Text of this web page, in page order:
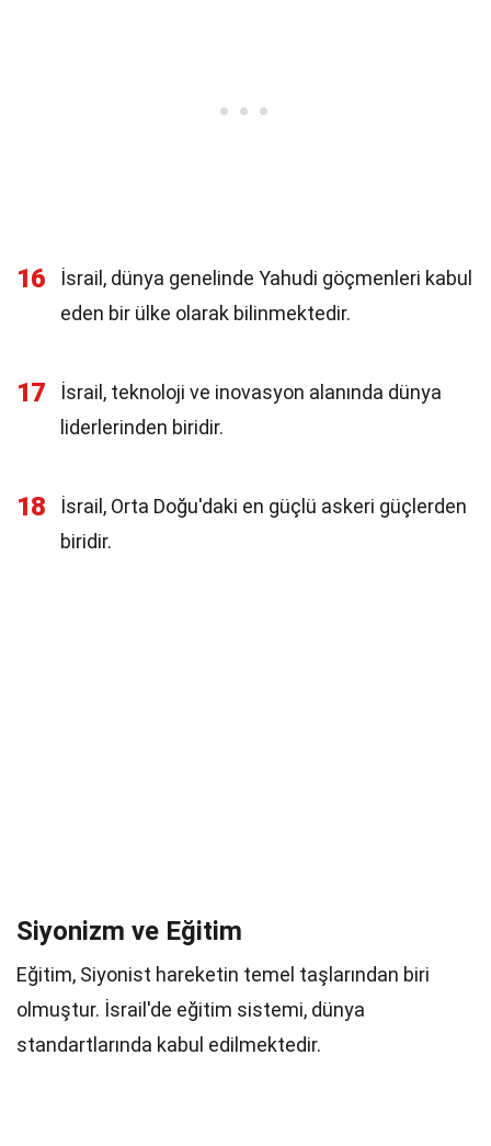
16
İsrail, dünya genelinde Yahudi göçmenleri kabul
eden bir ülke olarak bilinmektedir.
17
İsrail, teknoloji ve inovasyon alanında dünya
liderlerinden biridir.
18
İsrail, Orta Doğu'daki en güçlü askeri güçlerden
biridir.
Siyonizm ve Eğitim
Eğitim, Siyonist hareketin temel taşlarından biri
olmuştur. İsrail'de eğitim sistemi, dünya
standartlarında kabul edilmektedir.